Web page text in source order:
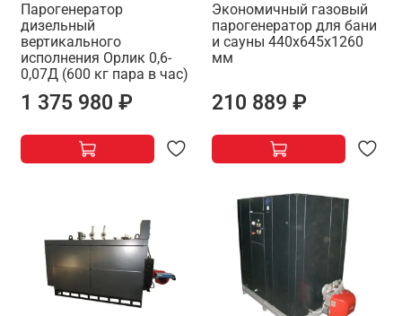
Парогенератор
дизельный
вертикального
исполнения Орлик 0,6-
0,07Д (600 кг пара в час)
1 375 980 ₽
Экономичный газовый
парогенератор для бани
и сауны 440х645х1260
мм
210 889 ₽